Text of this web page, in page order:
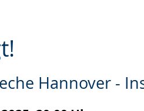
Hannover -